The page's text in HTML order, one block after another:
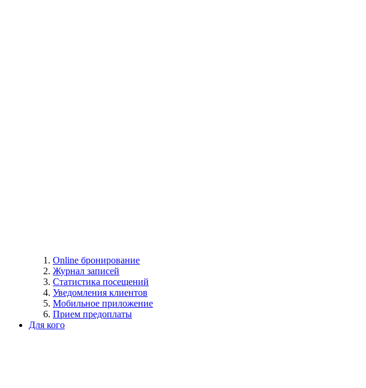
Online бронирование
Журнал записей
Статистика посещений
Уведомления клиентов
Мобильное приложение
Прием предоплаты
Для кого